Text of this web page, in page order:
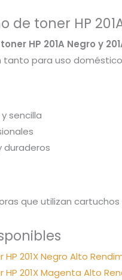
toner HP
HP 201A Negro y
tanto para uso
sencilla
duraderos
que utilizan cartuchos
201X Negro Alto
201X Magenta Alto